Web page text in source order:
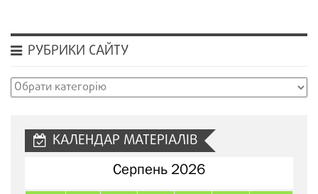
РУБРИКИ САЙТУ
Рубрики
КАЛЕНДАР МАТЕРІАЛІВ
Серпень 2026